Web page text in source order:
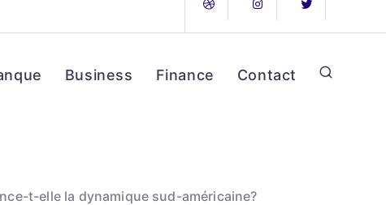
Business Finance Contact
t-elle la dynamique sud-américaine?